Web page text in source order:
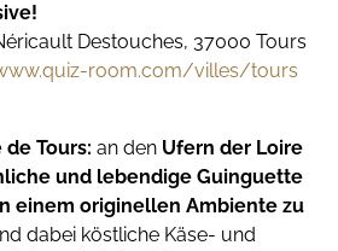
Destouches, 37000 Tours
room.com/villes/tours
Tours: an den Ufern der Loire
und lebendige Guinguette
einem originellen Ambiente zu
dabei köstliche Käse- und